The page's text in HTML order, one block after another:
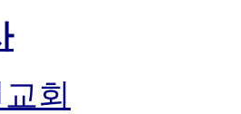
회